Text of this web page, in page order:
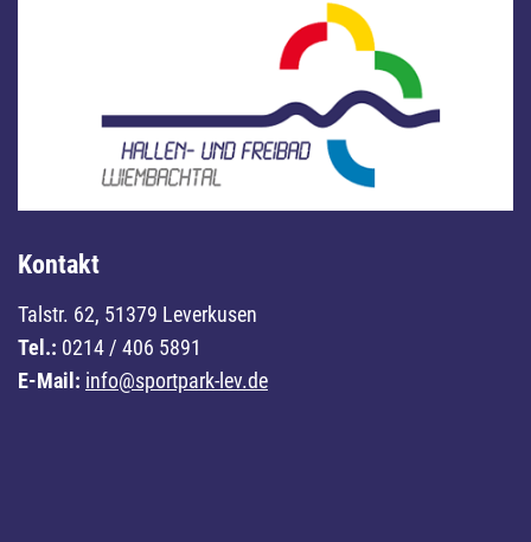
Kontakt
Talstr. 62, 51379 Leverkusen
Tel.: 0214 / 406 5891
E-Mail: info@sportpark-lev.de